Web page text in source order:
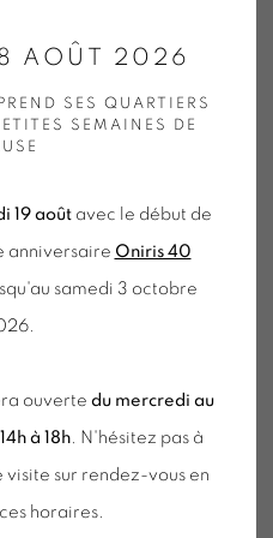
personnelle, Galerie Oniris,
Paris
Oniris
Galerie Oniris,
de la Photographie, Arles
du Liban, Beyrouth, Liban
AOÛT 2026
SES QUARTIERS
SEMAINES DE
19 aoûtavec le début de
anniversaire Oniris 40
samedi 3 octobre
ouverte du mercredi au
à 18h. N'hésitez pas à
visite sur rendez-vous en
horaires.